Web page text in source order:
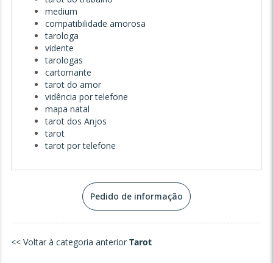
medium
compatibilidade amorosa
tarologa
vidente
tarologas
cartomante
tarot do amor
vidência por telefone
mapa natal
tarot dos Anjos
tarot
tarot por telefone
Pedido de informação
<< Voltar à categoria anterior Tarot